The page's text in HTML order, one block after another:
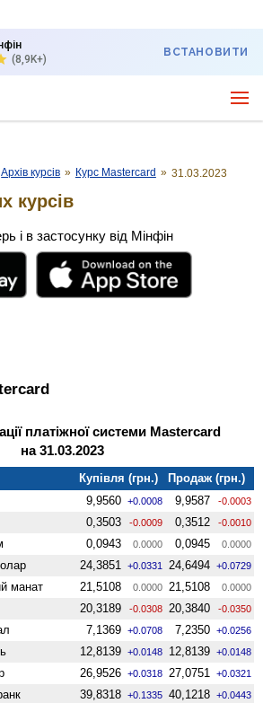
(8,9K+)
ВСТАНОВИТИ
Архів курсів » Курс Mastercard » 31.03.2023
курсів
і в застосунку від Мінфін
платіжної системи Mastercard
на 31.03.2023
Купівля (грн.)
Продаж (грн.)
9,9560 +0.0008 9,9587 -0.0003
0,3503 -0.0009 0,3512 -0.0010
0,0943 0.0000 0,0945 0.0000
24,3851 +0.0331 24,6494 +0.0729
манат 21,5108 0.0000 21,5108 0.0000
20,3189 -0.0308 20,3840 -0.0350
7,1369 +0.0708 7,2350 +0.0256
12,8139 +0.0148 12,8139 +0.0148
26,9526 +0.0318 27,0751 +0.0321
39,8318 +0.1335 40,1218 +0.0443